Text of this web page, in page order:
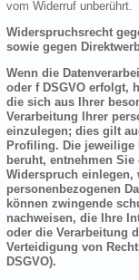
vom Widerruf unberührt.
Widerspruchsrecht
sowie gegen
Wenn die
oder f DSGVO erfolgt,
die sich aus Ihrer
Verarbeitung Ihrer
einzulegen; dies gilt
Profiling. Die jeweilige
beruht, entnehmen
Widerspruch einlegen,
personenbezogenen
können zwingende
nachweisen, die Ihre
oder die Verarbeitung
Verteidigung von
DSGVO).